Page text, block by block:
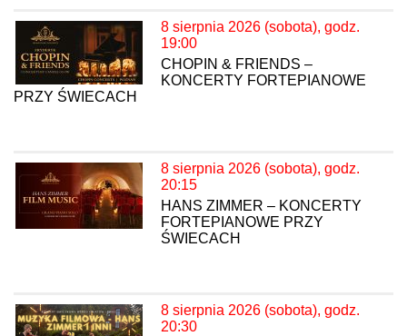
8 sierpnia 2026 (sobota), godz.
19:00
CHOPIN & FRIENDS –
KONCERTY FORTEPIANOWE
PRZY ŚWIECACH
8 sierpnia 2026 (sobota), godz.
20:15
HANS ZIMMER – KONCERTY
FORTEPIANOWE PRZY
ŚWIECACH
8 sierpnia 2026 (sobota), godz.
20:30